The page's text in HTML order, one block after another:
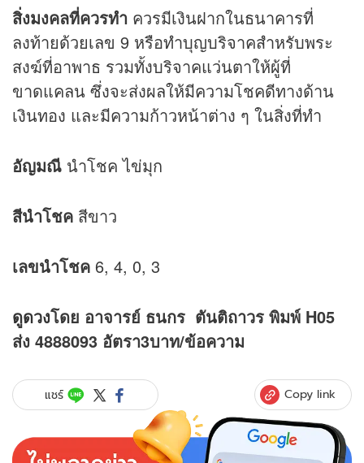
สิ่งมงคลที่ควรทำ ควรมีเงินฝากในธนาคารที่
ลงท้ายด้วยเลข 9 หรือทำบุญบริจาคสำหรับพระ
สงฆ์ที่อาพาธ รวมทั้งบริจาคแว่นตาให้ผู้ที่
ขาดแคลน ซึ่งจะส่งผลให้มีความโชคดีทางด้าน
เงินทอง และมีความก้าวหน้าต่าง ๆ ในสิ่งที่ทำ
อัญมณี นำโชค ไข่มุก
สีนำโชค สีขาว
เลขนำโชค 6, 4, 0, 3
ดูดวงโดย อาจารย์ ธนกร ตันติถาวร พิมพ์ H05
ส่ง 4888093 อัตรา3บาท/ข้อความ
แชร์ Copy link